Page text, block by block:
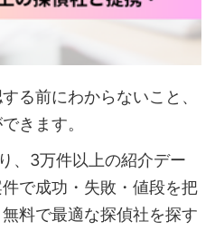
る前にわからないこと、
きます。
、3万件以上の紹介デー
で成功・失敗・値段を把
料で最適な探偵社を探す